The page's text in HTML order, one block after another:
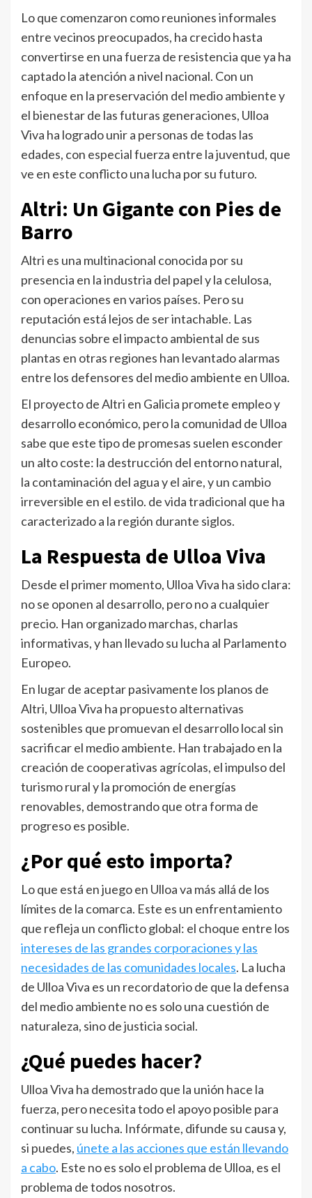
Lo que comenzaron como reuniones informales
entre vecinos preocupados, ha crecido hasta
convertirse en una fuerza de resistencia que ya ha
captado la atención a nivel nacional. Con un
enfoque en la preservación del medio ambiente y
el bienestar de las futuras generaciones, Ulloa
Viva ha logrado unir a personas de todas las
edades, con especial fuerza entre la juventud, que
ve en este conflicto una lucha por su futuro.
Altri: Un Gigante con Pies de
Barro
Altri es una multinacional conocida por su
presencia en la industria del papel y la celulosa,
con operaciones en varios países. Pero su
reputación está lejos de ser intachable. Las
denuncias sobre el impacto ambiental de sus
plantas en otras regiones han levantado alarmas
entre los defensores del medio ambiente en Ulloa.
El proyecto de Altri en Galicia promete empleo y
desarrollo económico, pero la comunidad de Ulloa
sabe que este tipo de promesas suelen esconder
un alto coste: la destrucción del entorno natural,
la contaminación del agua y el aire, y un cambio
irreversible en el estilo. de vida tradicional que ha
caracterizado a la región durante siglos.
La Respuesta de Ulloa Viva
Desde el primer momento, Ulloa Viva ha sido clara:
no se oponen al desarrollo, pero no a cualquier
precio. Han organizado marchas, charlas
informativas, y han llevado su lucha al Parlamento
Europeo.
En lugar de aceptar pasivamente los planos de
Altri, Ulloa Viva ha propuesto alternativas
sostenibles que promuevan el desarrollo local sin
sacrificar el medio ambiente. Han trabajado en la
creación de cooperativas agrícolas, el impulso del
turismo rural y la promoción de energías
renovables, demostrando que otra forma de
progreso es posible.
¿Por qué esto importa?
Lo que está en juego en Ulloa va más allá de los
límites de la comarca. Este es un enfrentamiento
que refleja un conflicto global: el choque entre los
intereses de las grandes corporaciones y las
necesidades de las comunidades locales. La lucha
de Ulloa Viva es un recordatorio de que la defensa
del medio ambiente no es solo una cuestión de
naturaleza, sino de justicia social.
¿Qué puedes hacer?
Ulloa Viva ha demostrado que la unión hace la
fuerza, pero necesita todo el apoyo posible para
continuar su lucha. Infórmate, difunde su causa y,
si puedes, únete a las acciones que están llevando
a cabo. Este no es solo el problema de Ulloa, es el
problema de todos nosotros.